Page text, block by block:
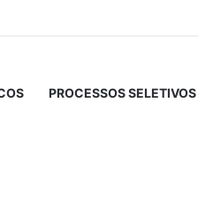
PROCESSOS SELETIVOS